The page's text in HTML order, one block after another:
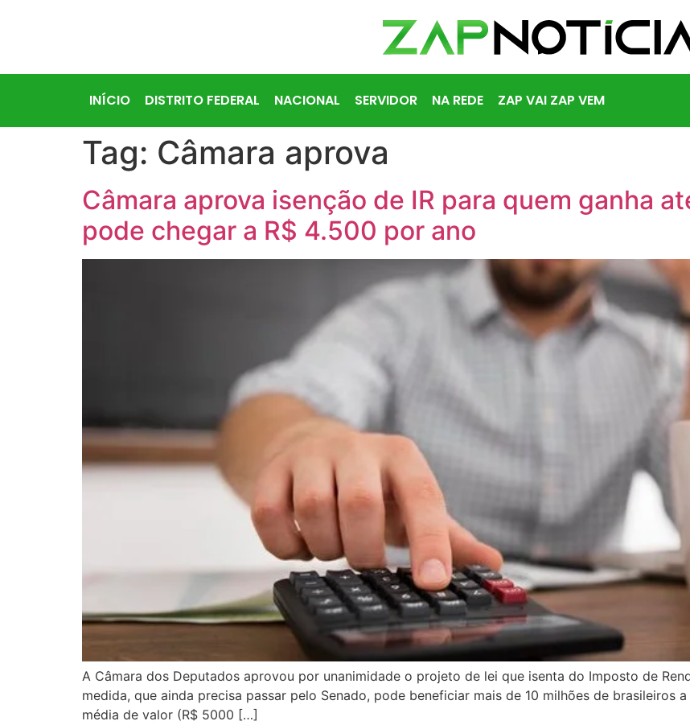
INÍCIO DISTRITO FEDERAL NACIONAL SERVIDOR NA REDE ZAP VAI ZAP VEM
Tag: Câmara aprova
Câmara aprova isenção de IR para quem ganha
pode chegar a R$ 4.500 por ano
A Câmara dos Deputados aprovou por unanimidade o projeto de lei que isenta do Imposto de
medida, que ainda precisa passar pelo Senado, pode beneficiar mais de 10 milhões de brasileiros
média de valor (R$ 5000 […]